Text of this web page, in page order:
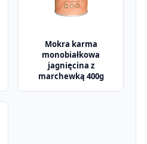
Mokra karma
monobiałkowa
jagnięcina z
marchewką 400g